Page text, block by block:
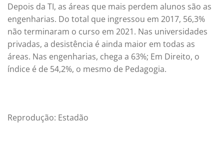
Depois da TI, as áreas que mais perdem alunos são as
engenharias. Do total que ingressou em 2017, 56,3%
não terminaram o curso em 2021. Nas universidades
privadas, a desistência é ainda maior em todas as
áreas. Nas engenharias, chega a 63%; Em Direito, o
índice é de 54,2%, o mesmo de Pedagogia.
Reprodução: Estadão